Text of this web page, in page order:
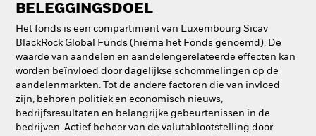
BELEGGINGSDOEL
Het fonds is een compartiment van Luxembourg Sicav
BlackRock Global Funds (hierna het Fonds genoemd). De
waarde van aandelen en aandelengerelateerde effecten kan
worden beïnvloed door dagelijkse schommelingen op de
aandelenmarkten. Tot de andere factoren die van invloed
zijn, behoren politiek en economisch nieuws,
bedrijfsresultaten en belangrijke gebeurtenissen in de
bedrijven. Actief beheer van de valutablootstelling door